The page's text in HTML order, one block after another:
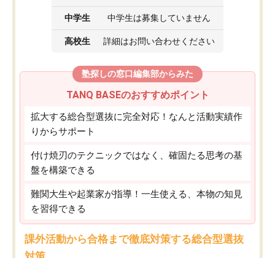
中学生 中学生は募集していません
高校生 詳細はお問い合わせください
塾探しの窓口編集部からみた
TANQ BASEのおすすめポイント
拡大する総合型選抜に完全対応！なんと活動実績作
りからサポート
付け焼刃のテクニックではなく、確固たる思考の基
盤を構築できる
難関大生や起業家が指導！一生使える、本物の知見
を習得できる
課外活動から合格まで徹底対策する総合型選抜